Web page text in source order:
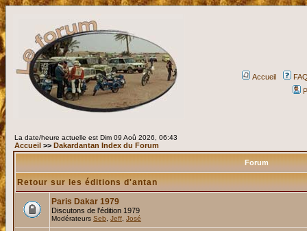
Accueil
La date/heure actuelle est Dim 09 Aoû 2026, 06:43
Accueil >> Dakardantan Index du Forum
Forum
Retour sur les éditions d'antan
Paris Dakar 1979
Discutons de l'édition 1979
Modérateurs Seb Jeff José